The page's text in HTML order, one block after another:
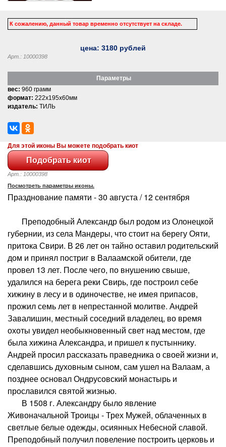
К сожалению, данный товар временно отсутствует на складе.
цена: 3180 рублей
Арт.: 10000398
Параметры
вес: 960 грамм
формат: 222x195x60мм
издатель: ТИЛЬ
Для этой иконы Вы можете подобрать киот
Арт.: 10000398
Посмотреть параметры иконы.
Празднование памяти - 30 августа / 12 сентября
Преподобный Александр был родом из Олонецкой
губернии, из села Мандеры, что стоит на берегу Ояти,
притока Свири. В 26 лет он тайно оставил родительский
дом и принял постриг в Валаамской обители, где
провел 13 лет. После чего, по внушению свыше,
удалился на берега реки Свирь, где построил себе
хижину в лесу и в одиночестве, не имея припасов,
прожил семь лет в непрестанной молитве. Андрей
Завалишин, местный соседний владелец, во время
охоты увидел необыкновенный свет над местом, где
была хижина Александра, и пришел к пустыннику.
Андрей просил рассказать праведника о своей жизни и,
сделавшись духовным сыном, сам ушел на Валаам, а
позднее основал Ондрусовский монастырь и
прославился святой жизнью.
В 1508 г. Александру было явление
Живоначальной Троицы - Трех Мужей, облаченных в
светлые белые одежды, осиянных Небесной славой.
Преподобный получил повеление построить церковь и